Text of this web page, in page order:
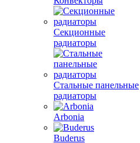
Секционные
радиаторы
Стальные панельные
радиаторы
Arbonia
Buderus